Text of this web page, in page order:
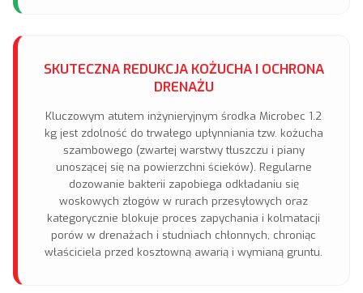
SKUTECZNA REDUKCJA KOŻUCHA I OCHRONA
DRENAŻU
Kluczowym atutem inżynieryjnym środka Microbec 1.2
kg jest zdolność do trwałego upłynniania tzw. kożucha
szambowego (zwartej warstwy tłuszczu i piany
unoszącej się na powierzchni ścieków). Regularne
dozowanie bakterii zapobiega odkładaniu się
woskowych złogów w rurach przesyłowych oraz
kategorycznie blokuje proces zapychania i kolmatacji
porów w drenażach i studniach chłonnych, chroniąc
właściciela przed kosztowną awarią i wymianą gruntu.